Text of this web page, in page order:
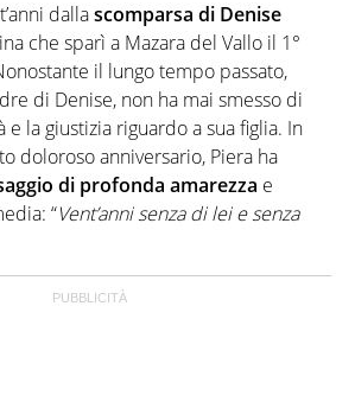
per diverse testate locali e nazionali
di cronaca, cultura e sport.
direttore di una rivista di racconto
dallascomparsa di Denise
che sparì a Mazara del Vallo il 1°
il lungo tempo passato,
di Denise, non ha mai smesso di
la giustizia riguardo a sua figlia. In
doloroso anniversario, Piera ha
di profonda amarezza e
“Vent’anni senza di lei e senza